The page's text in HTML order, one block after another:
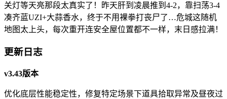
关灯等天亮那段太真实了！昨天肝到凌晨推到4-2，靠扫荡3-4
凑齐蓝UZI+大蒜香水，终于不用裸拳打丧尸了…危城这随机
地图太上头，每次重开连安全屋位置都不一样，末日感拉满！
更新日志
v3.43版本
优化底层性能稳定性，修复特定场景下道具拾取异常及昼夜过